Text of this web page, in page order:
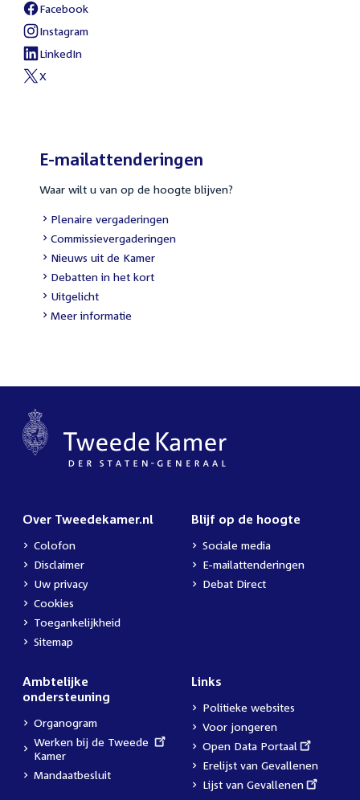
External
link:
Facebook
External
link:
Instagram
External
link:
LinkedIn
External
X
E-mailattenderingen
Waar wilt u van op de hoogte blijven?
External
link:
Plenaire vergaderingen
External
link:
Commissievergaderingen
External
link:
Nieuws uit de Kamer
External
link:
Debatten in het kort
External
link:
Uitgelicht
Meer informatie
Over Tweedekamer.nl
Colofon
Disclaimer
Uw privacy
Cookies
Toegankelijkheid
Sitemap
Blijf op de hoogte
Sociale media
E-mailattenderingen
Debat Direct
Ambtelijke
ondersteuning
Organogram
External
link:
Werken bij de Tweede
Kamer
Mandaatbesluit
Links
Politieke websites
Voor jongeren
External
link:
Open Data Portaal
Erelijst van Gevallenen
External
Lijst van Gevallenen